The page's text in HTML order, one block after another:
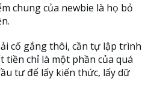
chung của newbie là họ bỏ
cố gắng thôi, cần tự lập trình
tiền chỉ là một phần của quá
tư để lấy kiến thức, lấy dữ